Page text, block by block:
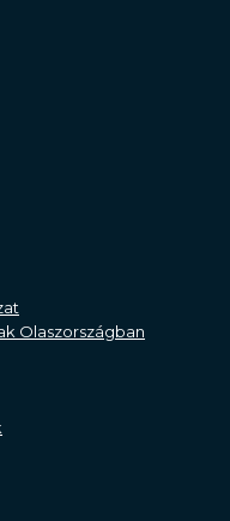
Olaszországban